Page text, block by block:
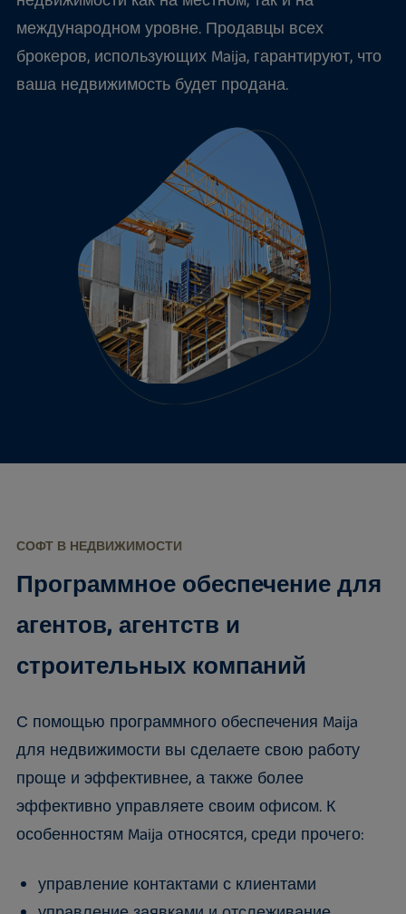
международном уровне. Продавцы всех
брокеров, использующих Maija, гарантируют, что
ваша недвижимость будет продана.
СОФТ В НЕДВИЖИМОСТИ
Программное обеспечение для
агентов, агентств и
строительных компаний
С помощью программного обеспечения Maija
для недвижимости вы сделаете свою работу
проще и эффективнее, а также более
эффективно управляете своим офисом. К
особенностям Maija относятся, среди прочего:
управление контактами с клиентами